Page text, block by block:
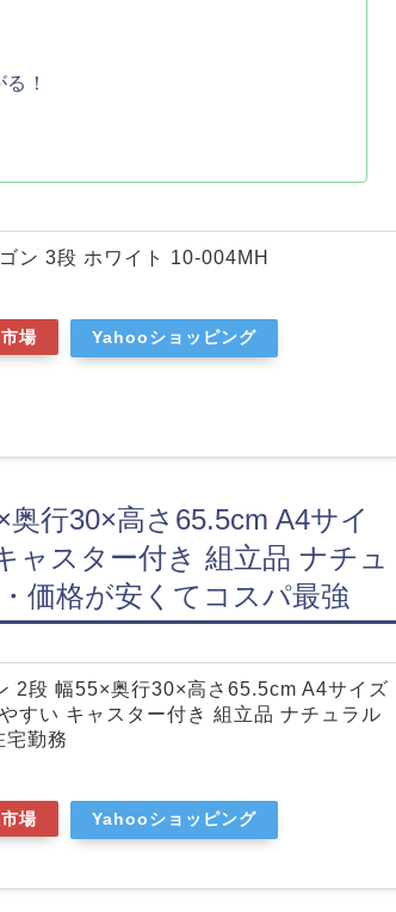
！
ン 3段 ホワイト 10-004MH
場 Yahooショッピング
行30×高さ65.5cm A4サイ
ャスター付き 組立品 ナチュ
価格が安くてコスパ最強
2段 幅55×奥行30×高さ65.5cm A4サイズ
すい キャスター付き 組立品 ナチュラル
勤務
場 Yahooショッピング